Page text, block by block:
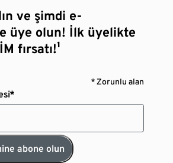
ve şimdi e-
üye olun! İlk üyelikte
fırsatı!¹
* Zorunlu alan
abone olun